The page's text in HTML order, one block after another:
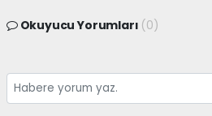
Okuyucu Yorumları (0)